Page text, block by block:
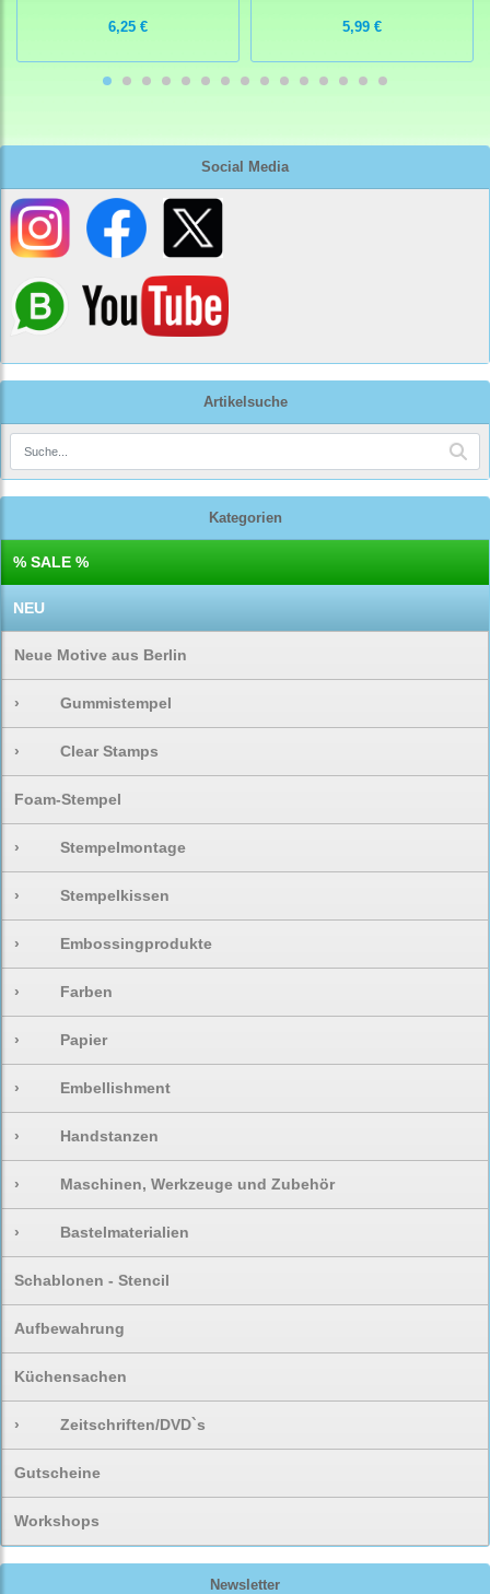
Social Media
Artikelsuche
Kategorien
% SALE %
NEU
Neue Motive aus Berlin
› Gummistempel
› Clear Stamps
Foam-Stempel
› Stempelmontage
› Stempelkissen
› Embossingprodukte
› Farben
› Papier
› Embellishment
› Handstanzen
› Maschinen, Werkzeuge und Zubehör
› Bastelmaterialien
Schablonen - Stencil
Aufbewahrung
Küchensachen
› Zeitschriften/DVD`s
Gutscheine
Workshops
Newsletter
6,25 € 5,99 €